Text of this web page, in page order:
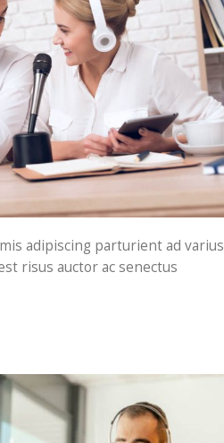
adipiscing parturient ad varius
risus auctor ac senectus